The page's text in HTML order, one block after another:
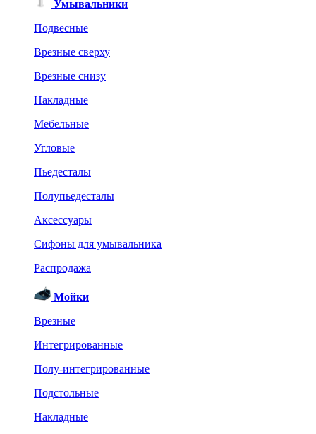
Умывальники
Подвесные
Врезные сверху
Врезные снизу
Накладные
Мебельные
Угловые
Пьедесталы
Полупьедесталы
Аксессуары
Сифоны для умывальника
Распродажа
Мойки
Врезные
Интегрированные
Полу-интегрированные
Подстольные
Накладные